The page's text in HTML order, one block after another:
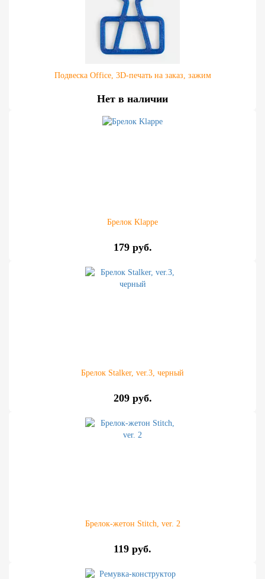
Подвеска Office, 3D-печать на заказ, зажим
Нет в наличии
Брелок Klappe
179 руб.
Брелок Stalker, ver.3, черный
209 руб.
Брелок-жетон Stitch, ver. 2
119 руб.